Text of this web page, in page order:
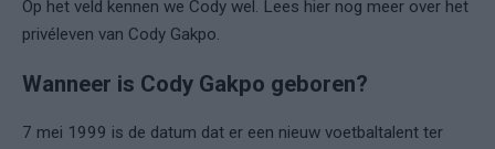
Op het veld kennen we Cody wel. Lees hier nog meer over het
privéleven van Cody Gakpo.
Wanneer is Cody Gakpo geboren?
7 mei 1999 is de datum dat er een nieuw voetbaltalent ter